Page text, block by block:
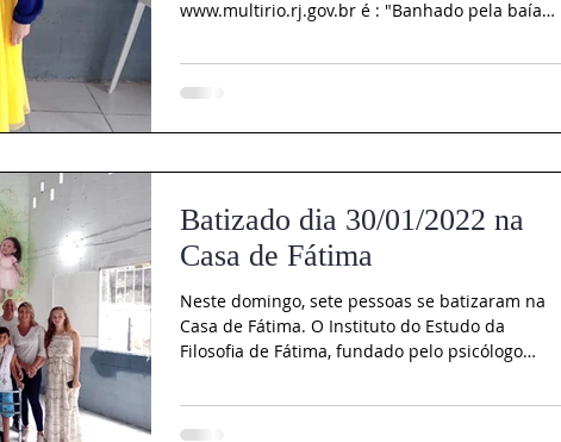
www.multirio.rj.gov.br é : "Banhado pela baía
Batizado dia 30/01/2022 na
Casa de Fátima
Neste domingo, sete pessoas se batizaram na
Casa de Fátima. O Instituto do Estudo da
Filosofia de Fátima, fundado pelo psicólogo